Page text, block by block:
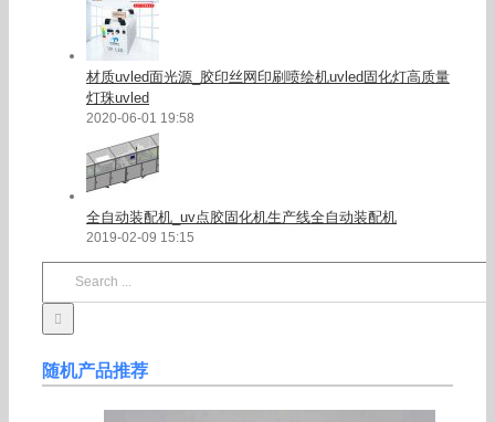
材质uvled面光源_胶印丝网印刷喷绘机uvled固化灯高质量
灯珠uvled
2020-06-01 19:58
全自动装配机_uv点胶固化机生产线全自动装配机
2019-02-09 15:15
随机产品推荐